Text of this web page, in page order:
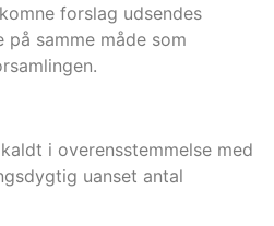
forslag udsendes
samme måde som
i overensstemmelse med
uanset antal